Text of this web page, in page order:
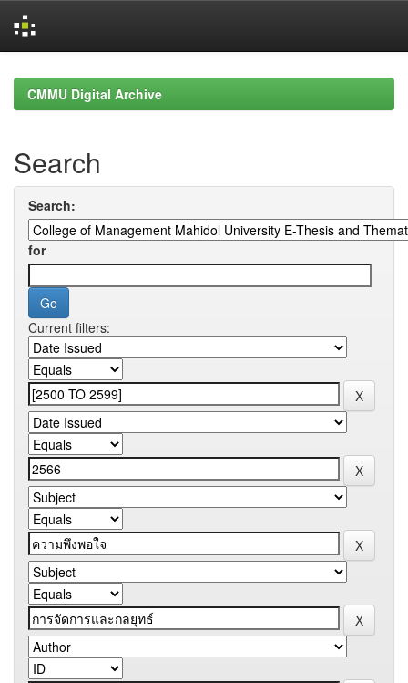
navigationCMMU Digital Archive
Search
Search:
for
Current filters: